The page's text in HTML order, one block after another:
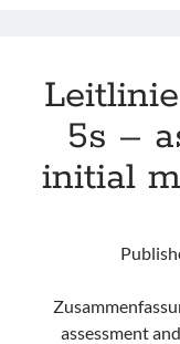
5s –
initial
assessment